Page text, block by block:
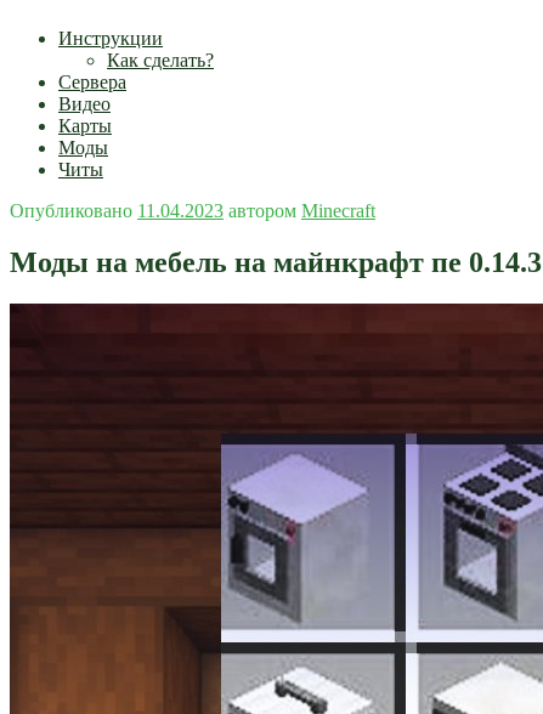
Инструкции
Как сделать?
Сервера
Видео
Карты
Моды
Читы
Опубликовано 11.04.2023 автором Minecraft
Моды на мебель на майнкрафт пе 0.14.3